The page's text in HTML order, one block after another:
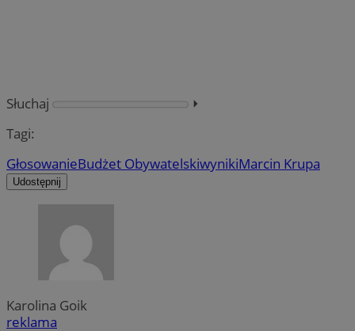
Słuchaj
⏵︎
Tagi:
GłosowanieBudżet ObywatelskiwynikiMarcin Krupa
Udostępnij
Karolina Goik
reklama